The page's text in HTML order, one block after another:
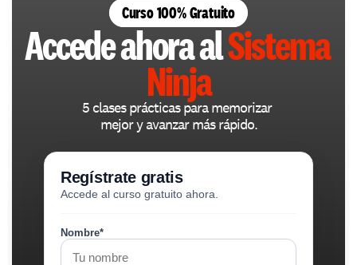
Curso 100% Gratuito
Accede ahora al Sistema
Ninja
5 clases prácticas para memorizar
mejor y avanzar más rápido.
Regístrate gratis
Accede al curso gratuito ahora.
Nombre*